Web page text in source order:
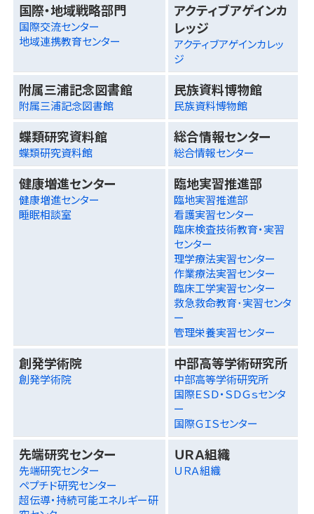
国際・地域戦略部門
国際交流センター
地域連携教育センター
アクティブアゲインカ
レッジ
アクティブアゲインカレッ
ジ
附属三浦記念図書館
附属三浦記念図書館
民族資料博物館
民族資料博物館
蝶類研究資料館
蝶類研究資料館
総合情報センター
総合情報センター
健康増進センター
健康増進センター
睡眠相談室
臨地実習推進部
臨地実習推進部
看護実習センター
臨床検査技術教育・実習
センター
理学療法実習センター
作業療法実習センター
臨床工学実習センター
救急救命教育･実習センタ
ー
管理栄養実習センター
創発学術院
創発学術院
中部高等学術研究所
中部高等学術研究所
国際ＥＳＤ・ＳＤＧｓセンタ
ー
国際ＧＩＳセンター
先端研究センター
先端研究センター
ペプチド研究センター
超伝導・持続可能エネルギー研
ＵＲＡ組織
ＵＲＡ組織